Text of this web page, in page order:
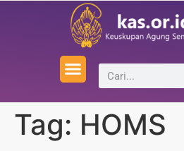
Tag: HOMS